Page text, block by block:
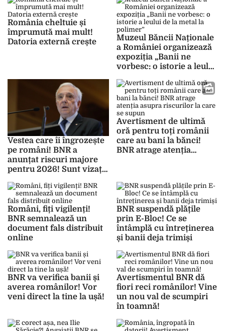
investiții”
România cheltuie și
împrumută mai mult!
Datoria externă crește
Muzeul Băncii Naționale
a României organizează
expoziția „Banii ne
vorbesc: o istorie a leului
Vestea care îi îngrozește
pe români! BNR a
anunțat riscuri majore
pentru 2026! Sunt vizați
bănci!
Avertisment de ultimă
oră pentru toți românii
care au bani la bănci!
BNR atrage atenția
Români, fiți vigilenți!
BNR semnalează un
document fals distribuit
online
BNR suspendă plățile
prin E-Bloc! Ce se
întâmplă cu întreținerea
și banii deja trimiși
BNR va verifica banii și
averea românilor! Vor
veni direct la tine la ușă!
Avertismentul BNR dă
fiori reci românilor! Vine
un nou val de scumpiri
în toamnă!